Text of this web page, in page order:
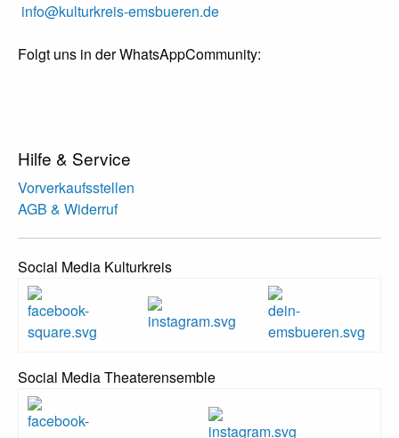
info@kulturkreis-emsbueren.de
Folgt uns in der WhatsAppCommunity:
Hilfe & Service
Vorverkaufsstellen
AGB & Widerruf
Social Media Kulturkreis
Social Media Theaterensemble